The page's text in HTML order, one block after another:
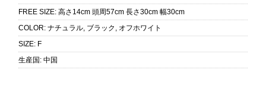
FREE SIZE: 高さ14cm 頭周57cm 長さ30cm 幅30cm
COLOR: ナチュラル, ブラック, オフホワイト
SIZE: F
生産国: 中国